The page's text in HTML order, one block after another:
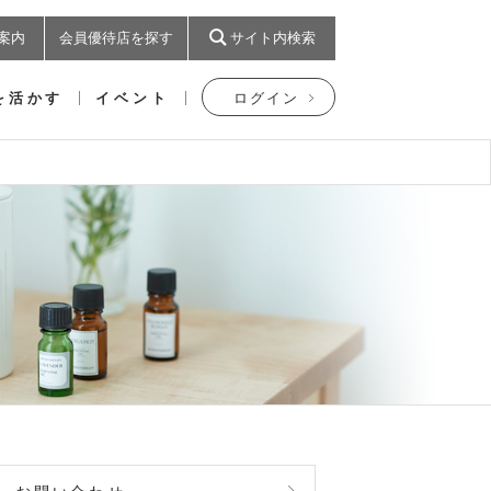
内 会員優待店を探す サイト内検索
活かす イベント ログイン